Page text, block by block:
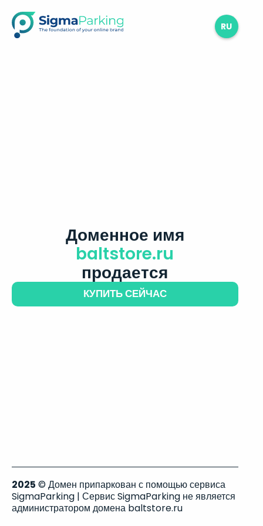
RU
Доменное имя
baltstore.ru
продается
КУПИТЬ СЕЙЧАС
2025 © Домен припаркован с помощью сервиса
SigmaParking | Сервис SigmaParking не является
администратором домена baltstore.ru